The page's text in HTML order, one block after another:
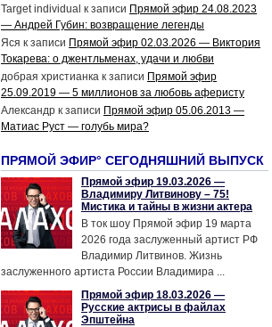
Target individual к записи Прямой эфир 24.08.2023
— Андрей Губин: возвращение легенды
Яся к записи Прямой эфир 02.03.2026 — Виктория
Токарева: о джентльменах, удачи и любви
добрая христианка к записи Прямой эфир
25.09.2019 — 5 миллионов за любовь аферисту
Александр к записи Прямой эфир 05.06.2013 —
Матиас Руст — голубь мира?
ПРЯМОЙ ЭФИР° СЕГОДНЯШНИЙ ВЫПУСК
Прямой эфир 19.03.2026 —
Владимиру Литвинову – 75!
Мистика и тайны в жизни актера
В ток шоу Прямой эфир 19 марта
2026 года заслуженный артист РФ
Владимир Литвинов. Жизнь
заслуженного артиста России Владимира ...
Прямой эфир 18.03.2026 —
Русские актрисы в файлах
Эпштейна